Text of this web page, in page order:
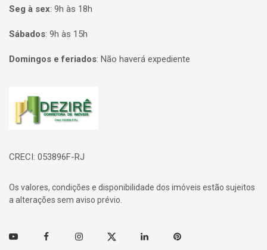
Seg à sex: 9h às 18h
Sábados: 9h às 15h
Domingos e feriados: Não haverá expediente
Página inicial
CRECI: 053896F-RJ
Os valores, condições e disponibilidade dos imóveis estão sujeitos
a alterações sem aviso prévio.
Youtube FacebookInstagramTwitter Linkedin Pinterest